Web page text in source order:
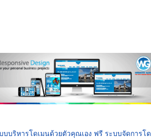
บริหารโดเมนด้วยตัวคุณเอง ฟรี ระบบจัดการโด